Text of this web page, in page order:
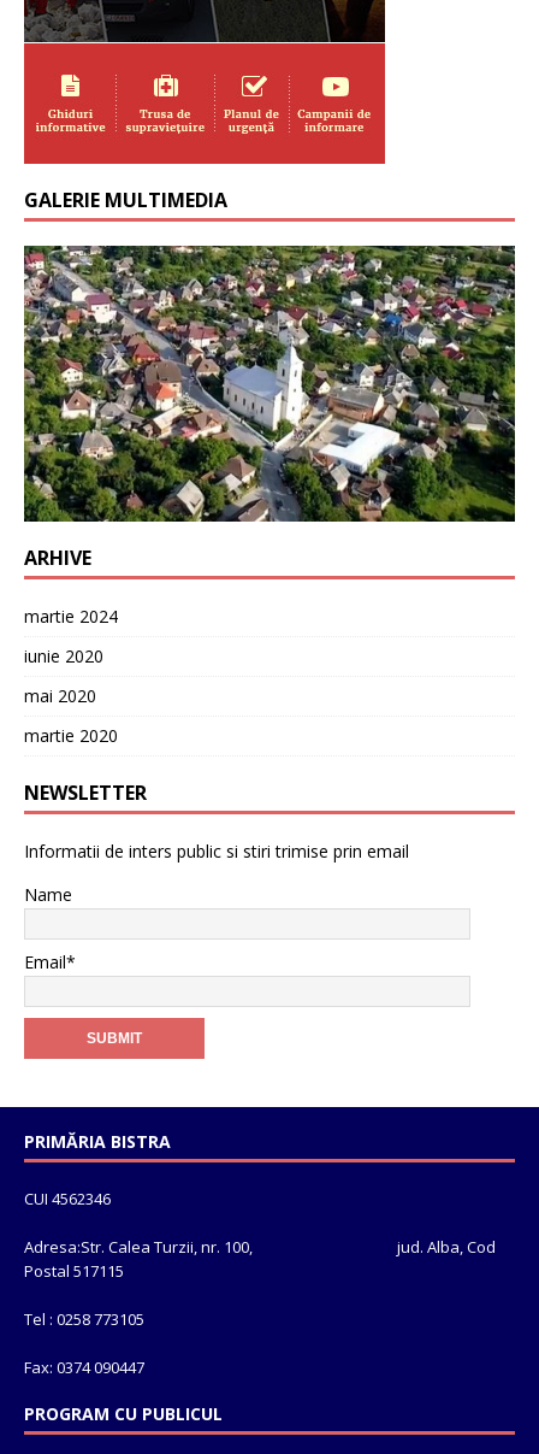
GALERIE MULTIMEDIA
ARHIVE
martie 2024
iunie 2020
mai 2020
martie 2020
NEWSLETTER
Informatii de inters public si stiri trimise prin email
Name
Email*
PRIMĂRIA BISTRA
CUI 4562346
Adresa:Str. Calea Turzii, nr. 100, jud. Alba, Cod
Postal 517115
Tel : 0258 773105
Fax: 0374 090447
PROGRAM CU PUBLICUL